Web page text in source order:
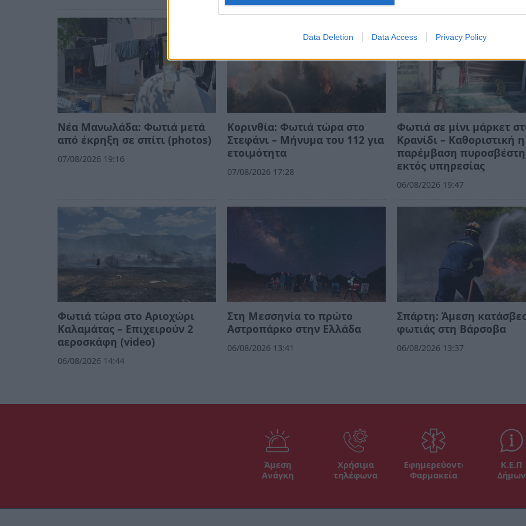
Data Deletion Data Access Privacy Policy
Νέα Μανωλάδα: Φωτιά μετά
από έκρηξη σε σπίτι (photos)
07/08/2026 19:16
Κορινθία: Φωτιά τώρα στο
Στεφάνι – Μήνυμα του 112 για
ετοιμότητα
07/08/2026 17:28
Φωτιά σε μίνι μάρκετ
Κρανίδι – Καθοριστική η
παρέμβαση πυροσβέστη
εκτός υπηρεσίας
06/08/2026 19:47
Φωτιά τώρα στο Αριοχώρι
Καλαμάτας – Επιχειρούν 2
αεροσκάφη (video)
06/08/2026 14:44
Στη Μεσσηνία το πρώτο
Αστροπάρκο στην Ελλάδα
06/08/2026 13:41
Σπάρτη: Άμεση
φωτιάς στη Βάρσοβα
06/08/2026 13:37
Άμεση
Ανάγκη
Χρήσιμα
τηλέφωνα
Εφημερεύοντα
Φαρμακεία
Κ.Ε.Π
Δήμων